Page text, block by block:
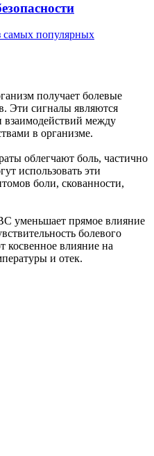
самых популярных
получает болевые
Эти сигналы являются
взаимодействий между
в организме.
облегчают боль, частично
использовать эти
боли, скованности,
уменьшает прямое влияние
болевого
влияние на
и отек.